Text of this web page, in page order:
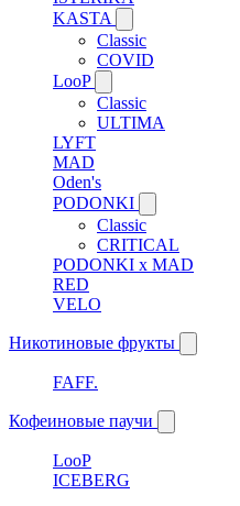
KASTA
Classic
COVID
LooP
Classic
ULTIMA
LYFT
MAD
Oden's
PODONKI
Classic
CRITICAL
PODONKI x MAD
RED
VELO
Никотиновые фрукты
FAFF.
Кофеиновые паучи
LooP
ICEBERG